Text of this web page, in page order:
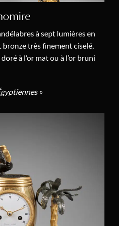
(1)
(3)
à sept lumières en
très finement ciselé,
à l’or mat ou à l’or bruni
»